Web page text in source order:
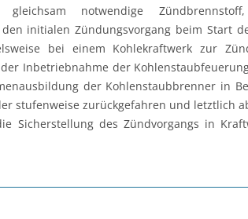
gleichsam notwendige
initialen Zündungsvorgang beim Start
bei einem Kohlekraftwerk zur
Inbetriebnahme der
der Kohlenstaubbrenner in
stufenweise zurückgefahren und letztlich
Sicherstellung des Zündvorgangs in